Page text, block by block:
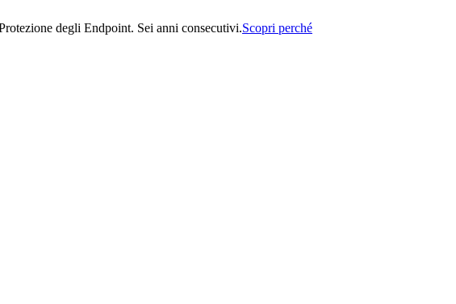
degli Endpoint. Sei anni consecutivi.Scopri perché